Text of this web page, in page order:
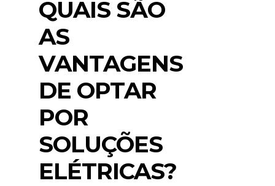
QUAIS SÃO
AS
VANTAGENS
DE OPTAR
POR
SOLUÇÕES
ELÉTRICAS?